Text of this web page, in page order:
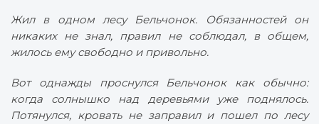
Жил в одном лесу Бельчонок. Обязанностей он
никаких не знал, правил не соблюдал, в общем,
жилось ему свободно и привольно.
Вот однажды проснулся Бельчонок как обычно:
когда солнышко над деревьями уже поднялось.
Потянулся, кровать не заправил и пошел по лесу